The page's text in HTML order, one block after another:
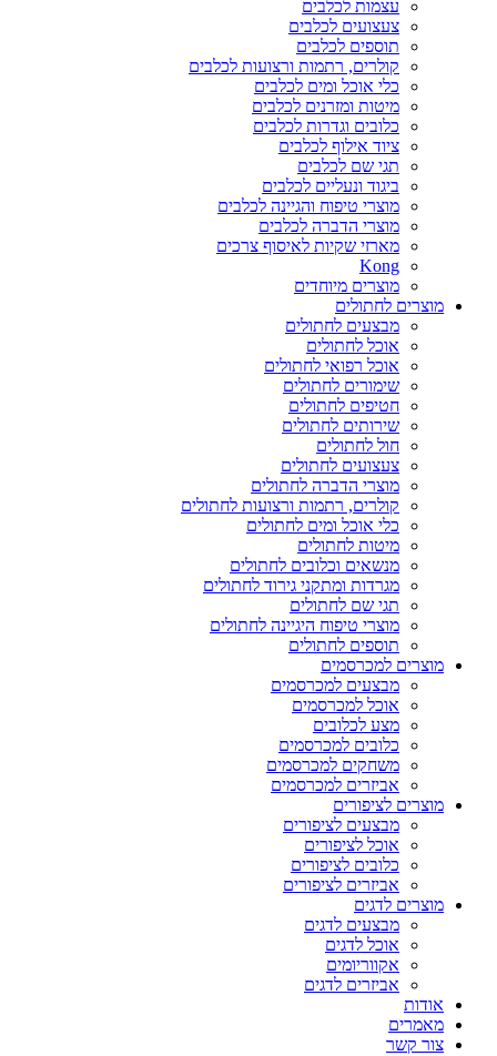
עצמות לכלבים
צעצועים לכלבים
תוספים לכלבים
קולרים, רתמות ורצועות לכלבים
כלי אוכל ומים לכלבים
מיטות ומזרנים לכלבים
כלובים וגדרות לכלבים
ציוד אילוף לכלבים
תגי שם לכלבים
ביגוד ונעליים לכלבים
מוצרי טיפוח והגיינה לכלבים
מוצרי הדברה לכלבים
מארזי שקיות לאיסוף צרכים
Kong
מוצרים מיוחדים
מוצרים לחתולים
מבצעים לחתולים
אוכל לחתולים
אוכל רפואי לחתולים
שימורים לחתולים
חטיפים לחתולים
שירותים לחתולים
חול לחתולים
צעצועים לחתולים
מוצרי הדברה לחתולים
קולרים, רתמות ורצועות לחתולים
כלי אוכל ומים לחתולים
מיטות לחתולים
מנשאים וכלובים לחתולים
מגרדות ומתקני גירוד לחתולים
תגי שם לחתולים
מוצרי טיפוח היגיינה לחתולים
תוספים לחתולים
מוצרים למכרסמים
מבצעים למכרסמים
אוכל למכרסמים
מצע לכלובים
כלובים למכרסמים
משחקים למכרסמים
אביזרים למכרסמים
מוצרים לציפורים
מבצעים לציפורים
אוכל לציפורים
כלובים לציפורים
אביזרים לציפורים
מוצרים לדגים
מבצעים לדגים
אוכל לדגים
אקווריומים
אביזרים לדגים
אודות
מאמרים
צור קשר